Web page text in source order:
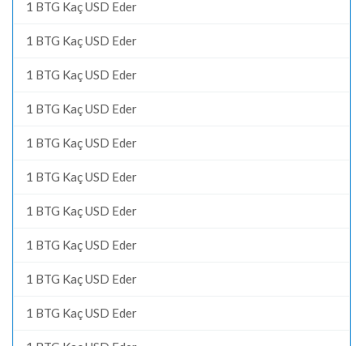
1 BTG Kaç USD Eder
1 BTG Kaç USD Eder
1 BTG Kaç USD Eder
1 BTG Kaç USD Eder
1 BTG Kaç USD Eder
1 BTG Kaç USD Eder
1 BTG Kaç USD Eder
1 BTG Kaç USD Eder
1 BTG Kaç USD Eder
1 BTG Kaç USD Eder